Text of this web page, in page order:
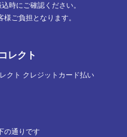
時にご確認ください。
様ご負担となります。
レクト
の通りです